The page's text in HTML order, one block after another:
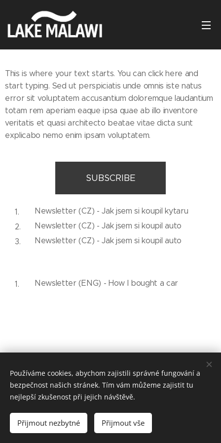
This is where your text starts. You can click here and
start typing. Sed ut perspiciatis unde omnis iste natus
error sit voluptatem accusantium doloremque laudantium
totam rem aperiam eaque ipsa quae ab illo inventore
veritatis et quasi architecto beatae vitae dicta sunt
explicabo nemo enim ipsam voluptatem.
SUBSCRIBE
Newsletter (CZ) - Jak jsem si koupil kytaru
Newsletter (CZ) - Jak jsem si koupil auto
Newsletter (CZ) - Jak jsem si koupil auto
Newsletter (ENG) - How I bought a car
tpaleta@applausebooking.cz / +420 774 231 568
Kontakt
Cookies
Jazyky
English
Čeština
Používáme cookies, abychom zajistili správné fungování a
bezpečnost našich stránek. Tím vám můžeme zajistit tu
nejlepší zkušenost při jejich návštěvě.
Přijmout nezbytné Přijmout vše